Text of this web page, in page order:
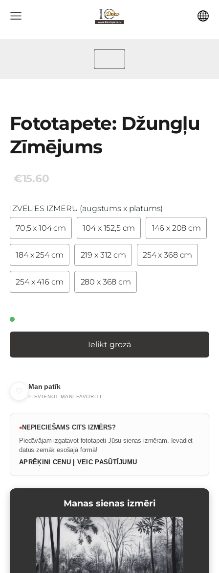
Fototapete: Džungļu
Zīmējums
€15.60
IZVĒLIES IZMĒRU (augstums x platums)
70,5 x 104 cm 104 x 152,5 cm 146 x 208 cm
184 x 254 cm 219 x 312 cm 254 x 368 cm
254 x 416 cm 280 x 368 cm
Ielikt grozā
♡ Man patīk
PIEVIENOT MANI FAVORĪTI
•NEPIECIEŠAMS CITS IZMĒRS?
Piedāvājam izgatavot fototapeti Jūsu sienas izmēram. Ievadiet
datus zemāk esošajā formā!
APRĒĶINI CENU | VEIC PASŪTĪJUMU
Manas sienas izmēri